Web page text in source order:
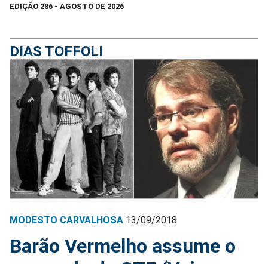
EDIÇÃO 286 - AGOSTO DE 2026
DIAS TOFFOLI
MODESTO CARVALHOSA 13/09/2018
Barão Vermelho assume o